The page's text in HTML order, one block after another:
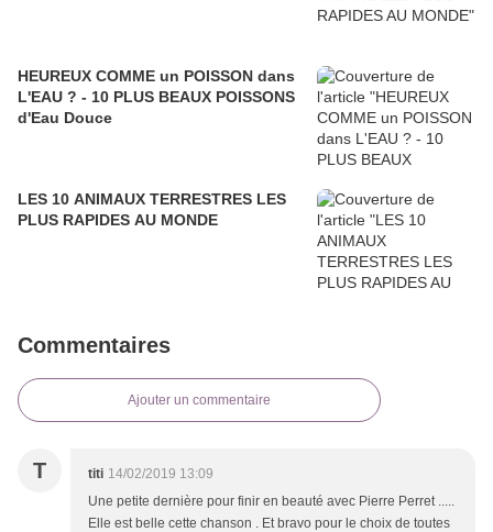
HEUREUX COMME un POISSON dans
L'EAU ? - 10 PLUS BEAUX POISSONS
d'Eau Douce
LES 10 ANIMAUX TERRESTRES LES
PLUS RAPIDES AU MONDE
Commentaires
Ajouter un commentaire
T titi 14/02/2019 13:09
Une petite dernière pour finir en beauté avec Pierre Perret .....
Elle est belle cette chanson . Et bravo pour le choix de toutes